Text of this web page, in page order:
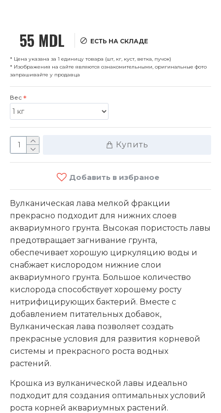
55 MDL ЕСТЬ НА СКЛАДЕ
* Цена указана за 1 единицу товара (шт, кг, куст, ветка, пучок)
* Изображения на сайте являются ознакомительными, оригинальные фото
запрашивайте у продавца
Вес
Купить
Добавить в избраное
Вулканическая лава мелкой фракции
прекрасно подходит для нижних слоев
аквариумного грунта. Высокая пористость лавы
предотвращает загнивание грунта,
обеспечивает хорошую циркуляцию воды и
снабжает кислородом нижние слои
аквариумного грунта. Большое количество
кислорода способствует хорошему росту
нитрифицирующих бактерий. Вместе с
добавлением питательных добавок,
Вулканическая лава позволяет создать
прекрасные условия для развития корневой
системы и прекрасного роста водных
растений.
Крошка из вулканической лавы идеально
подходит для создания оптимальных условий
роста корней аквариумных растений.